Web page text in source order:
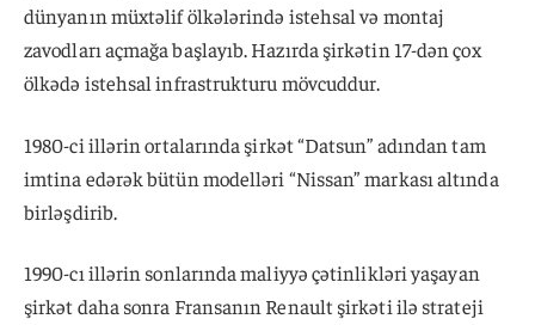
dünyanın müxtəlif ölkələrində istehsal və montaj
zavodları açmağa başlayıb. Hazırda şirkətin 17-dən çox
ölkədə istehsal infrastrukturu mövcuddur.
1980-ci illərin ortalarında şirkət “Datsun” adından tam
imtina edərək bütün modelləri “Nissan” markası altında
birləşdirib.
1990-cı illərin sonlarında maliyyə çətinlikləri yaşayan
şirkət daha sonra Fransanın Renault şirkəti ilə strateji